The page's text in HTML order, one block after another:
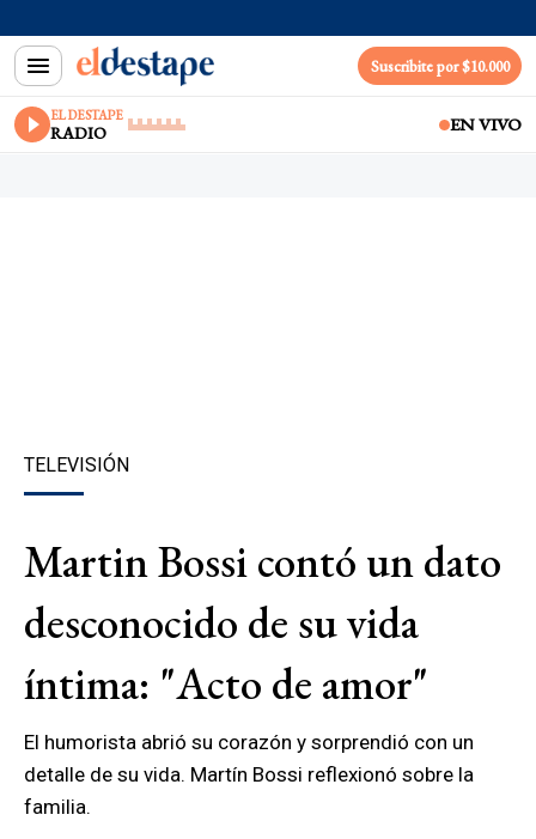
Suscribite por $10.000
EL DESTAPE
RADIO EN VIVO
TELEVISIÓN
Martin Bossi contó un dato
desconocido de su vida
íntima: "Acto de amor"
El humorista abrió su corazón y sorprendió con un
detalle de su vida. Martín Bossi reflexionó sobre la
familia.